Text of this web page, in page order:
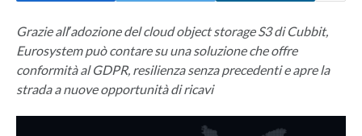
Grazie allʼadozione del cloud object storage S3 di Cubbit,
Eurosystem può contare su una soluzione che offre
conformità al GDPR, resilienza senza precedenti e apre la
strada a nuove opportunità di ricavi